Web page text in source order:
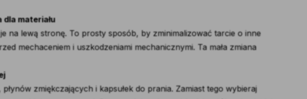
materiału
na lewą stronę. To prosty sposób, by zminimalizować tarcie o inne
mechaceniem i uszkodzeniami mechanicznymi. Ta mała zmiana
zmiękczających i kapsułek do prania. Zamiast tego wybieraj